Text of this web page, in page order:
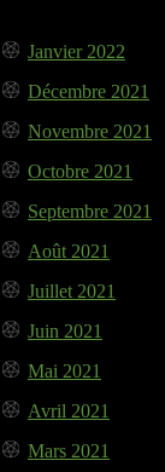
Janvier 2022
Décembre 2021
Novembre 2021
Octobre 2021
Septembre 2021
Août 2021
Juillet 2021
Juin 2021
Mai 2021
Avril 2021
Mars 2021